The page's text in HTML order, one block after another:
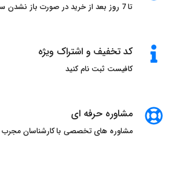
تا 7 روز بعد از خرید در صورت باز نشدن سلفون
کد تخفیف و اشتراک ویژه
کافیست ثبت نام کنید
مشاوره حرفه ای
مشاوره های تخصصی با کارشناسان مجرب